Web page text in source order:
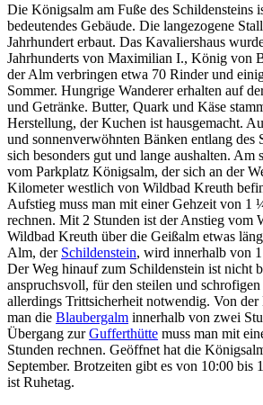
Die Königsalm am Fuße des Schildensteins
bedeutendes Gebäude. Die langezogene
Jahrhundert erbaut. Das Kavaliershaus
Jahrhunderts von Maximilian I., König von
der Alm verbringen etwa 70 Rinder und
Sommer. Hungrige Wanderer erhalten auf
und Getränke. Butter, Quark und Käse
Herstellung, der Kuchen ist hausgemacht.
und sonnenverwöhnten Bänken entlang des
sich besonders gut und lange aushalten. Am
vom Parkplatz Königsalm, der sich an der
Kilometer westlich von Wildbad Kreuth
Aufstieg muss man mit einer Gehzeit von 1
rechnen. Mit 2 Stunden ist der Anstieg vom
Wildbad Kreuth über die Geißalm etwas
Alm, der Schildenstein, wird innerhalb von
Der Weg hinauf zum Schildenstein ist nicht
anspruchsvoll, für den steilen und
allerdings Trittsicherheit notwendig. Von
man die Blaubergalm innerhalb von zwei
Übergang zurGufferthütte muss man mit
Stunden rechnen. Geöffnet hat die
September. Brotzeiten gibt es von 10:00 bis
ist Ruhetag.